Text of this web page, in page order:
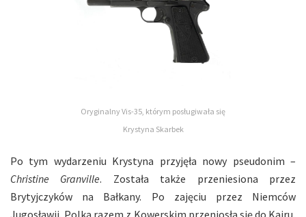
Oryginalny Vis-35, którym posługiwała się
Krystyna Skarbek
Po tym wydarzeniu Krystyna przyjęła nowy pseudonim –
Christine Granville. Została także przeniesiona przez
Brytyjczyków na Bałkany. Po zajęciu przez Niemców